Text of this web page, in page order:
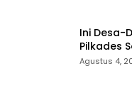
Ini Desa-
Pilkades
Sumenep
Agustus 4,